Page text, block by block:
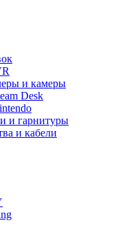
и камеры
Desk
и гарнитуры
и кабели